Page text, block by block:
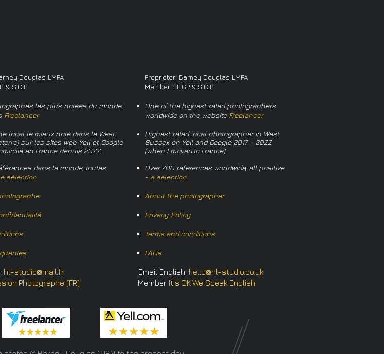
Douglas LMPA
& SICIP
les plus notées du monde
Freelancer
local le mieux noté dans le West
sur les sites web Yell et Google
en France depuis 2022.
dans le monde, toutes
sélection
Proprietor: Barney Douglas LMPA
Member SIFGP & SICIP
One of the highest rated photographers
worldwide on the website Freelancer
Highest rated local photographer in West
Sussex on Yell and Google 2017 - 2022
(when I moved to France)
Over 700 references worldwide, all positive
- a selection
About the photographer
Privacy Policy
Terms and conditions
FAQs
hl-studio@mail.fr Email English: hello@hl-studio.co.uk
Photographe (FR) Member It's OK We Speak English